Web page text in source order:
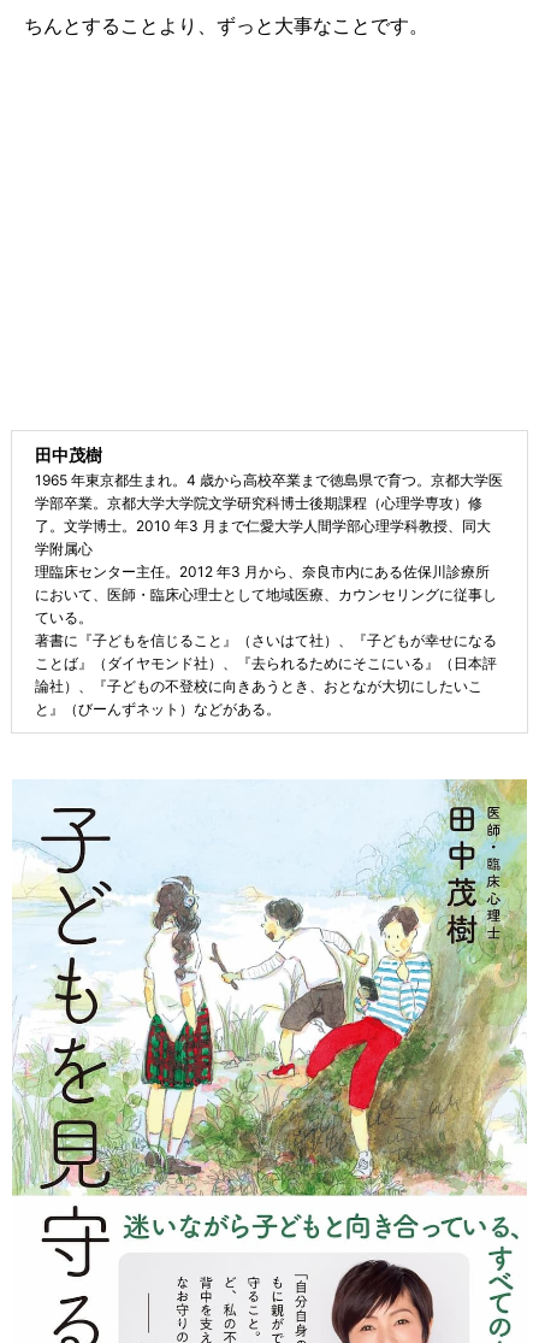
ちんとすることより、ずっと大事なことです。
田中茂樹
1965 年東京都生まれ。4 歳から高校卒業まで徳島県で育つ。京都大学医
学部卒業。京都大学大学院文学研究科博士後期課程（心理学専攻）修
了。文学博士。2010 年3 月まで仁愛大学人間学部心理学科教授、同大
学附属心
理臨床センター主任。2012 年3 月から、奈良市内にある佐保川診療所
において、医師・臨床心理士として地域医療、カウンセリングに従事し
ている。
著書に『子どもを信じること』（さいはて社）、『子どもが幸せになる
ことば』（ダイヤモンド社）、『去られるためにそこにいる』（日本評
論社）、『子どもの不登校に向きあうとき、おとなが大切にしたいこ
と』（びーんずネット）などがある。